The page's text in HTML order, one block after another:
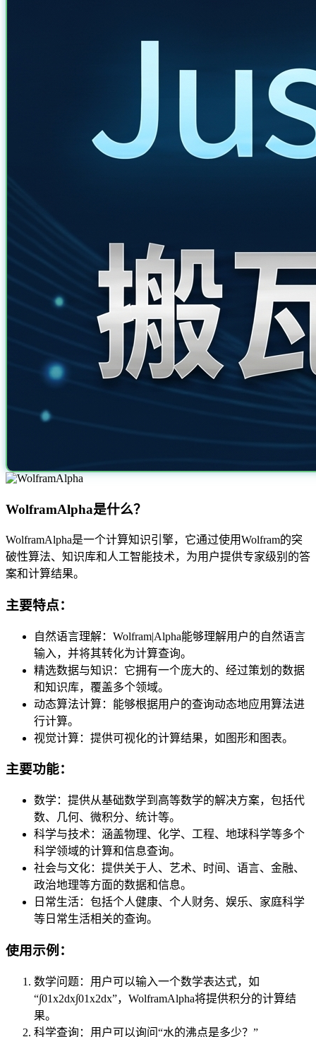
WolframAlpha是什么？
WolframAlpha是一个计算知识引擎，它通过使用Wolfram的突
破性算法、知识库和人工智能技术，为用户提供专家级别的答
案和计算结果。
主要特点：
自然语言理解：Wolfram|Alpha能够理解用户的自然语言
输入，并将其转化为计算查询。
精选数据与知识：它拥有一个庞大的、经过策划的数据
和知识库，覆盖多个领域。
动态算法计算：能够根据用户的查询动态地应用算法进
行计算。
视觉计算：提供可视化的计算结果，如图形和图表。
主要功能：
数学：提供从基础数学到高等数学的解决方案，包括代
数、几何、微积分、统计等。
科学与技术：涵盖物理、化学、工程、地球科学等多个
科学领域的计算和信息查询。
社会与文化：提供关于人、艺术、时间、语言、金融、
政治地理等方面的数据和信息。
日常生活：包括个人健康、个人财务、娱乐、家庭科学
等日常生活相关的查询。
使用示例：
数学问题：用户可以输入一个数学表达式，如
“∫01x2dx∫01​x2dx”，WolframAlpha将提供积分的计算结
果。
科学查询：用户可以询问“水的沸点是多少？”